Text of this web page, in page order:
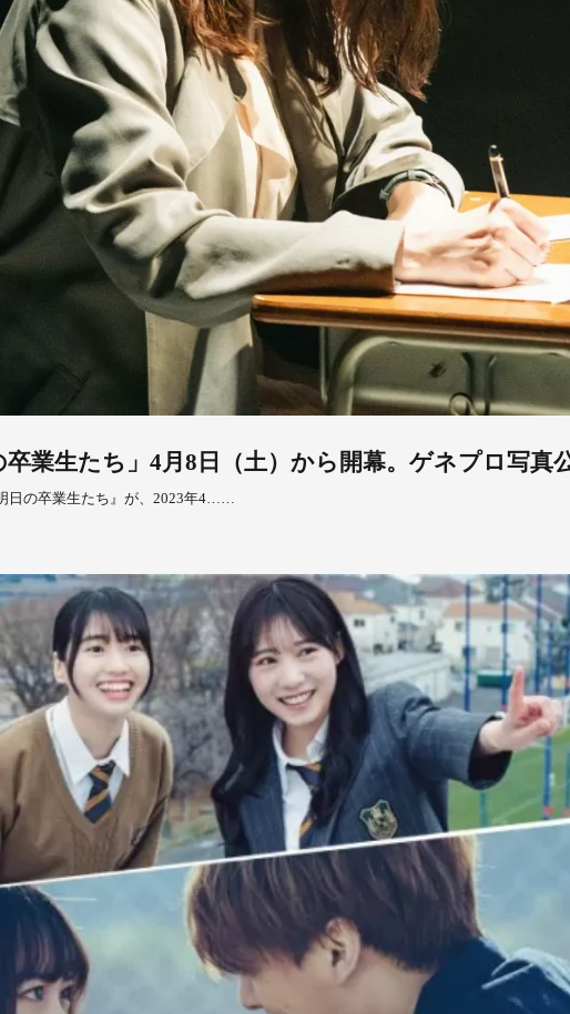
業生たち」4月8日（土）から開幕。ゲネプロ写真
日の卒業生たち』が、2023年4……